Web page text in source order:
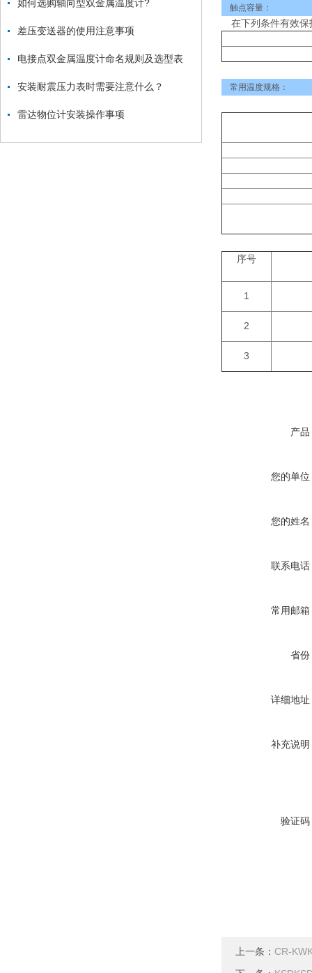
如何选购轴向型双金属温度计?
差压变送器的使用注意事项
电接点双金属温度计命名规则及选型表
安装耐震压力表时需要注意什么？
雷达物位计安装操作事项
触点容量：
在下列条件有效保
常用温度规格：
序号
1
2
3
产品
您的单位
您的姓名
联系电话
常用邮箱
省份
详细地址
补充说明
验证码
上一条： CR-